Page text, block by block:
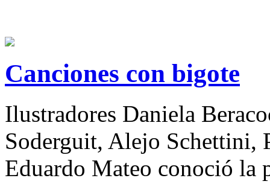
Canciones con bigote
Ilustradores Daniela
Soderguit, Alejo Schettini,
Eduardo Mateo conoció la